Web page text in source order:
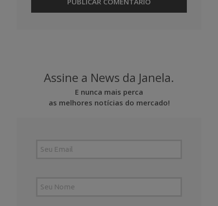
Assine a News da Janela.
E nunca mais perca
as melhores notícias do mercado!